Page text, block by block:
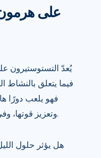
يُعدّ التستوستيرون
فيما يتعلق بالنشاط
فهو يلعب دورًا
وتعزيز قوتها، وفي العمليات الحيوية في الجسم.
هل يؤثر حلول